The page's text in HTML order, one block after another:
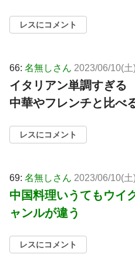
レスにコメント
66: 名無しさん 2023/06/10(
イタリアン単調すぎる
中華やフレンチと比べ
レスにコメント
69: 名無しさん 2023/06/10(
中国料理いうてもウイ
ャンルが違う
レスにコメント